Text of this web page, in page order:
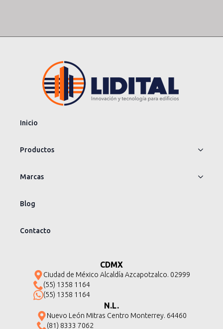
Inicio
Productos
Marcas
Blog
Contacto
CDMX
Ciudad de México Alcaldía Azcapotzalco. 02999
(55) 1358 1164
(55) 1358 1164
N.L.
Nuevo León Mitras Centro Monterrey. 64460
(81) 8333 7062